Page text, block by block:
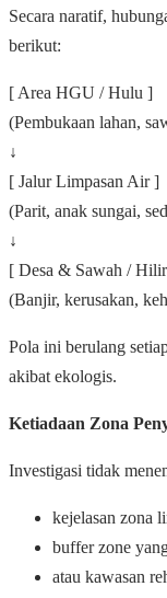
Secara naratif,
berikut:
[ Area HGU / Hulu ]
(Pembukaan lahan,
↓
[ Jalur Limpasan Air ]
(Parit, anak sungai,
↓
[ Desa & Sawah /
(Banjir, kerusakan,
Pola ini berulang
akibat ekologis.
Ketiadaan Zona
Investigasi tidak
kejelasan zona
buffer zone
atau kawasan